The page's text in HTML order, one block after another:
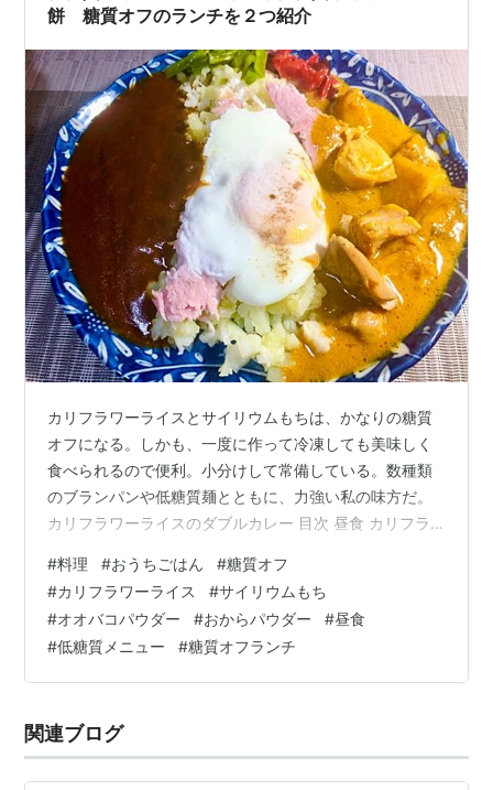
餅 糖質オフのランチを２つ紹介
カリフラワーライスとサイリウムもちは、かなりの糖質
オフになる。しかも、一度に作って冷凍しても美味しく
食べられるので便利。小分けして常備している。数種類
のブランパンや低糖質麺とともに、力強い私の味方だ。
カリフラワーライスのダブルカレー 目次 昼食 カリフラ
イリウムとおからパウダー 昼食 カリフラワーライスのダ
ブルカレー 〇カリフラワーライス：カリフラワー・ジャ
ガイモ 〇市販のレトルトカレー（グリコのLEE 辛さ×２
０倍）（ヤマモリ タイカリー イエローカレー）・卵・サ
ラダ油 カリフラワーとジャガイモを細かく刻む。フライ
#料理 #おうちごはん #糖質オフ
#カリフラワーライス #サイリウムもち
#オオバコパウダー #おからパウダー #昼食
#低糖質メニュー #糖質オフランチ
関連ブログ